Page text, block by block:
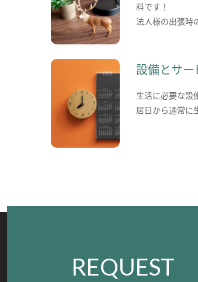
料です！
法人様の出張時
設備とサー
生活に必要な設
居日から通常に
REQUEST